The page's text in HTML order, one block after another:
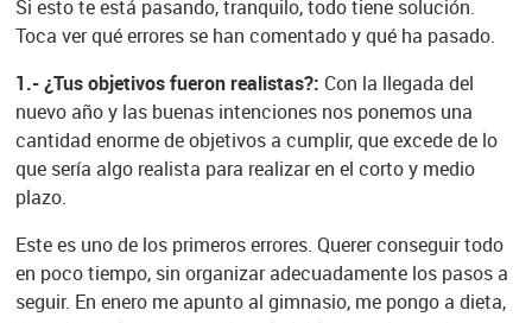
Si esto te está pasando, tranquilo, todo tiene solución.
Toca ver qué errores se han comentado y qué ha pasado.
1.- ¿Tus objetivos fueron realistas?: Con la llegada del
nuevo año y las buenas intenciones nos ponemos una
cantidad enorme de objetivos a cumplir, que excede de lo
que sería algo realista para realizar en el corto y medio
plazo.
Este es uno de los primeros errores. Querer conseguir todo
en poco tiempo, sin organizar adecuadamente los pasos a
seguir. En enero me apunto al gimnasio, me pongo a dieta,